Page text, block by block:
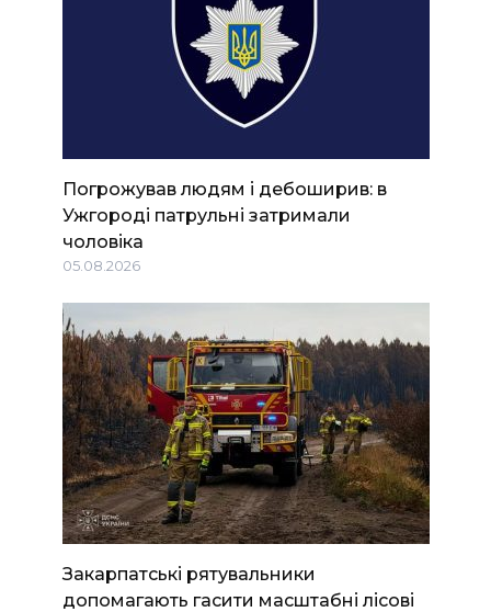
Погрожував людям і дебоширив: в
Ужгороді патрульні затримали
чоловіка
05.08.2026
Закарпатські рятувальники
допомагають гасити масштабні лісові